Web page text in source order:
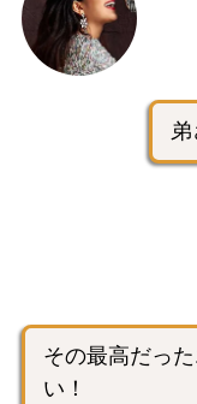
弟
その最高だっ
い！